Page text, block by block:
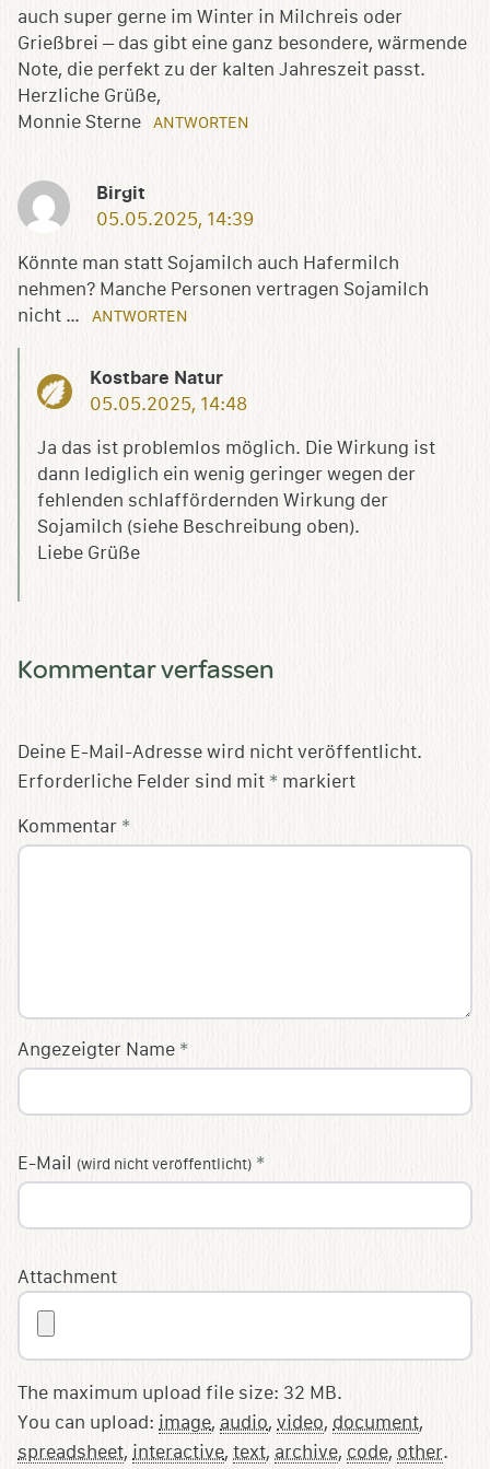
auch super gerne im Winter in Milchreis oder
Grießbrei – das gibt eine ganz besondere, wärmende
Note, die perfekt zu der kalten Jahreszeit passt.
Herzliche Grüße,
Monnie Sterne
ANTWORTEN
Birgit
05.05.2025, 14:39
Könnte man statt Sojamilch auch Hafermilch
nehmen? Manche Personen vertragen Sojamilch
nicht …
ANTWORTEN
Kostbare Natur
05.05.2025, 14:48
Ja das ist problemlos möglich. Die Wirkung ist
dann lediglich ein wenig geringer wegen der
fehlenden schlaffördernden Wirkung der
Sojamilch (siehe Beschreibung oben).
Liebe Grüße
Kommentar verfassen
Deine E-Mail-Adresse wird nicht veröffentlicht.
Erforderliche Felder sind mit * markiert
Kommentar *
Angezeigter Name *
E-Mail (wird nicht veröffentlicht) *
Attachment
The maximum upload file size: 32 MB.
You can upload: image, audio, video, document,
spreadsheet, interactive, text, archive, code, other.